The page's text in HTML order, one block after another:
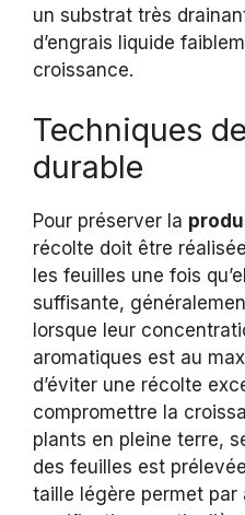
un substrat très
d’engrais liquide
croissance.
Techniques
durable
Pour préserver la
récolte doit être
les feuilles une fois
suffisante,
lorsque leur
aromatiques est au
d’éviter une récolte
compromettre la
plants en pleine terre,
des feuilles est
taille légère permet par